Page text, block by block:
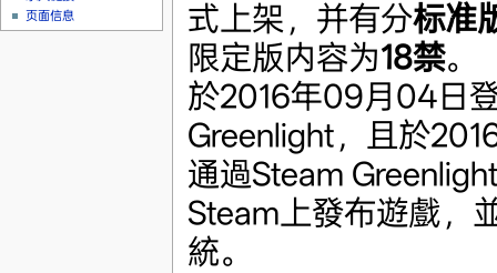
式上架，并有分标准
限定版内容为18禁。
於2016年09月04日
Greenlight，且於
通過Steam
Steam上發布遊戲，
統。
页面信息